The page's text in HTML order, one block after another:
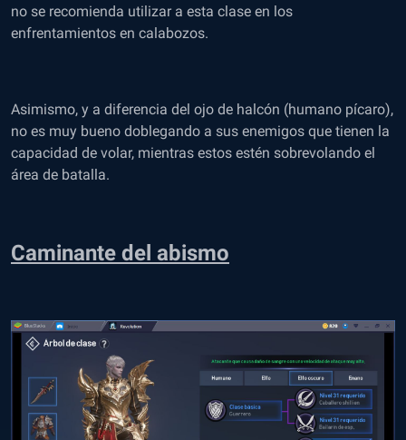
no se recomienda utilizar a esta clase en los
enfrentamientos en calabozos.
Asimismo, y a diferencia del ojo de halcón (humano pícaro),
no es muy bueno doblegando a sus enemigos que tienen la
capacidad de volar, mientras estos estén sobrevolando el
área de batalla.
Caminante del abismo